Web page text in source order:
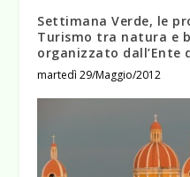
Settimana Verde, le
Turismo tra natura e
organizzato dall’Ente
martedì 29/Maggio/2012